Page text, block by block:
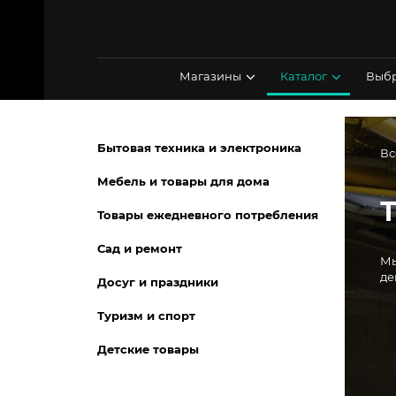
Магазины Каталог
Бытовая техника и электроника
Мебель и товары для дома
Товары ежедневного потребления
Сад и ремонт
Досуг и праздники
Туризм и спорт
Детские товары